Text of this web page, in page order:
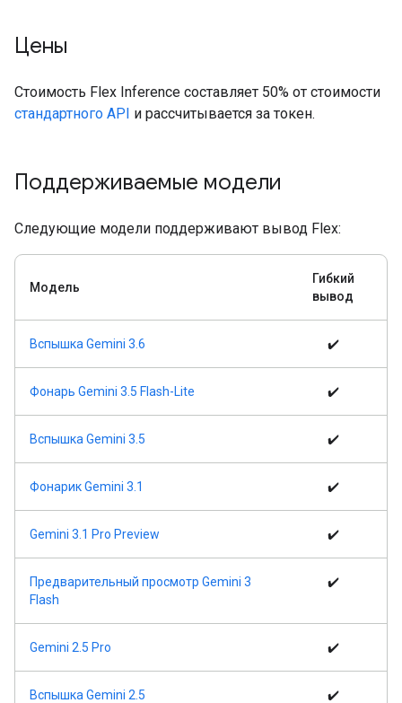
Цены
Стоимость Flex Inference составляет 50% от стоимости
стандартного API и рассчитывается за токен.
Поддерживаемые модели
Следующие модели поддерживают вывод Flex:
Модель
Гибкий
вывод
Вспышка Gemini 3.6 ✔️
Фонарь Gemini 3.5 Flash-Lite ✔️
Вспышка Gemini 3.5 ✔️
Фонарик Gemini 3.1 ✔️
Gemini 3.1 Pro Preview ✔️
Предварительный просмотр Gemini 3
Flash
✔️
Gemini 2.5 Pro ✔️
Вспышка Gemini 2.5 ✔️